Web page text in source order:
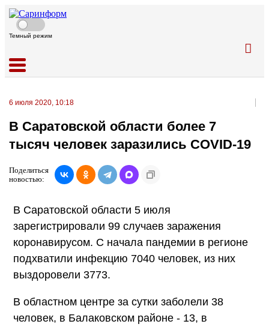
Темный режим
6 июля 2020, 10:18
В Саратовской области более 7
тысяч человек заразились COVID-19
Поделиться
новостью:
В Саратовской области 5 июля
зарегистрировали 99 случаев заражения
коронавирусом. С начала пандемии в регионе
подхватили инфекцию 7040 человек, из них
выздоровели 3773.
В областном центре за сутки заболели 38
человек, в Балаковском районе - 13, в